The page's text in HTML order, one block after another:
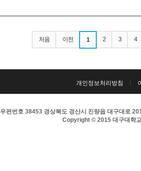
처음 이전 1 2 3 4
개인정보처리방침
우편번호 38453 경상북도 경산시 진량읍 대구대로
Copyright © 2015 대구대학